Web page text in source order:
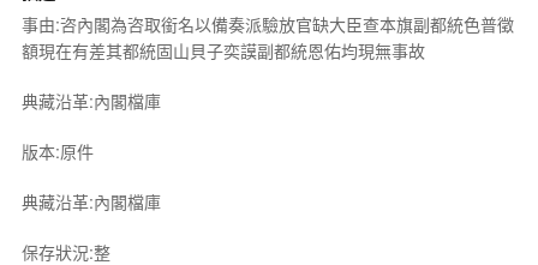
事由:咨內閣為咨取銜名以備奏派驗放官缺大臣查本旗副都統色普徵
額現在有差其都統固山貝子奕謨副都統恩佑均現無事故
典藏沿革:內閣檔庫
版本:原件
典藏沿革:內閣檔庫
保存狀況:整